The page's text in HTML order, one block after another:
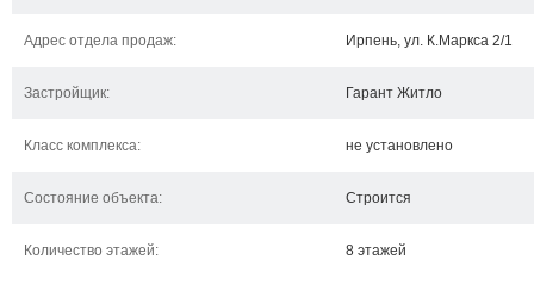
Адрес отдела продаж: Ирпень, ул. К.Маркса 2/1
Застройщик: Гарант Житло
Класс комплекса: не установлено
Состояние объекта: Строится
Количество этажей: 8 этажей